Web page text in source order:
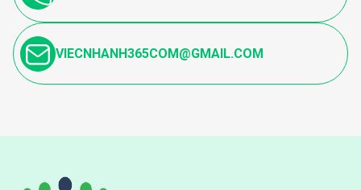
VIECNHANH365COM@GMAIL.COM